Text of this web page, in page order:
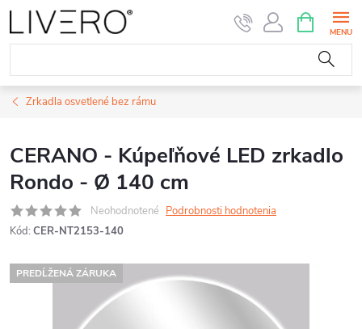
Prejsť
na
obsah
KOŠÍK
Zrkadla osvetlené bez rámu
CERANO - Kúpeľňové LED zrkadlo
Rondo - Ø 140 cm
Neohodnotené Podrobnosti hodnotenia
Kód: CER-NT2153-140
PREDĹŽENÁ ZÁRUKA